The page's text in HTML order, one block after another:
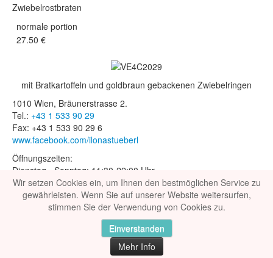
Zwiebelrostbraten
normale portion
27.50 €
mit Bratkartoffeln und goldbraun gebackenen Zwiebelringen
1010 Wien, Bräunerstrasse 2.
Tel.: +43 1 533 90 29
Fax: +43 1 533 90 29 6
www.facebook.com/ilonastueberl
Öffnungszeiten:
Dienstag - Sonntag: 11:30-22:00 Uhr
Web:NetFormance● Foto & Design:3W STUDIO●
Datenschutz
Wir setzen Cookies ein, um Ihnen den bestmöglichen Service zu
gewährleisten. Wenn Sie auf unserer Website weitersurfen,
stimmen Sie der Verwendung von Cookies zu.
Einverstanden
Mehr Info